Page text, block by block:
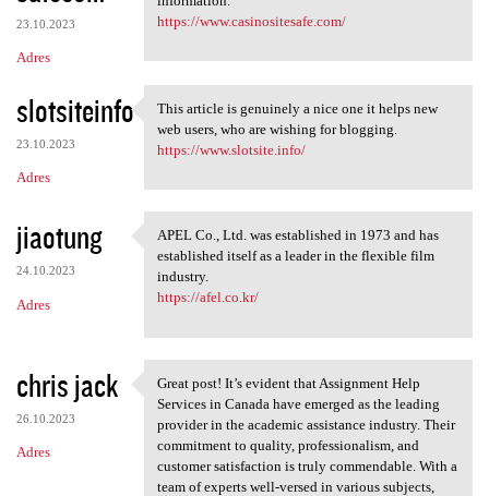
23.10.2023
Adres
https://www.casinositesafe.com/
slotsiteinfo
23.10.2023
Adres
This article is genuinely a
This article is genuinely a nice one it helps new
web users, who are wishing for blogging.
https://www.slotsite.info/
jiaotung
24.10.2023
Adres
APEL Co., Ltd. was
APEL Co., Ltd. was established in 1973 and has
established itself as a leader in the flexible film
industry.
https://afel.co.kr/
chris jack
26.10.2023
Adres
Great post! It’s evident that
Great post! It’s evident that Assignment Help
Services in Canada have emerged as the leading
provider in the academic assistance industry. Their
commitment to quality, professionalism, and
customer satisfaction is truly commendable. With a
team of experts well-versed in various subjects,